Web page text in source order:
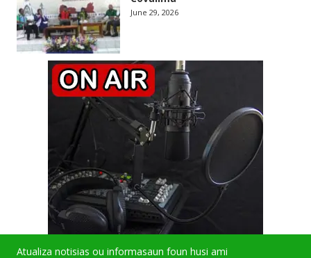
June 29, 2026
Atualiza notisias ou informasaun foun husi ami